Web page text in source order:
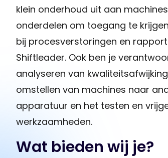
klein onderhoud uit aan
onderdelen om toegang te
bij procesverstoringen en
Shiftleader. Ook ben je
analyseren van
omstellen van machines naar
apparatuur en het testen en
werkzaamheden.
Wat bieden wij je?